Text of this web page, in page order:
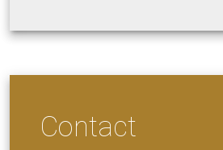
Contact